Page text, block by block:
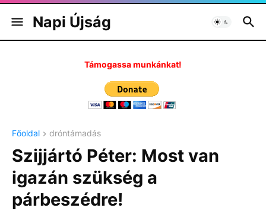
Napi Újság
Támogassa munkánkat!
Főoldal dróntámadás
Szijjártó Péter: Most van
igazán szükség a
párbeszédre!